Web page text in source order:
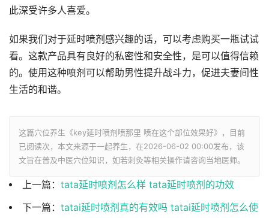
此深受许多人喜爱。
如果我们对于延时喷剂感兴趣的话，可以考虑购买一瓶试试
看。这款产品具有良好的私密性和安全性，是可以值得信赖
的。使用这种喷剂可以帮助男性提升战斗力，促进夫妻间性
生活的和谐。
这篇穴位养生《key延时喷剂喷那里 喷在这个部位效果好》，目前
已阅读次，本文来源于一起养生，在2026-06-02 00:00发布，该
文旨在普及中医穴位知识，如若刺灸等相关操作请咨询当地医师。
上一篇： tata延时喷剂怎么样 tata延时喷剂的功效
下一篇： tatai延时喷剂真的有效吗 tatai延时喷剂怎么使